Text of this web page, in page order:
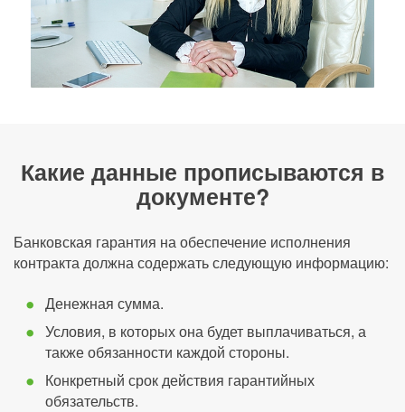
Какие данные прописываются в
документе?
Банковская гарантия на обеспечение исполнения
контракта должна содержать следующую информацию:
Денежная сумма.
Условия, в которых она будет выплачиваться, а
также обязанности каждой стороны.
Конкретный срок действия гарантийных
обязательств.